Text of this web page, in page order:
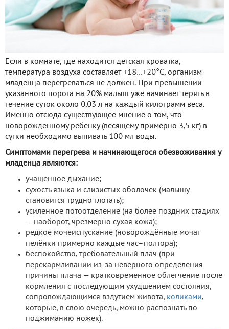
Если в комнате, где находится детская кроватка,
температура воздуха составляет +18…+20°С, организм
младенца перегреваться не должен. При превышении
указанного порога на 20% малыш уже начинает терять в
течение суток около 0,03 л на каждый килограмм веса.
Именно отсюда существующее мнение о том, что
новорождённому ребёнку (весящему примерно 3,5 кг) в
сутки необходимо выпивать 100 мл воды.
Симптомами перегрева и начинающегося обезвоживания у
младенца являются:
учащённое дыхание;
сухость языка и слизистых оболочек (малышу
становится трудно глотать);
усиленное потоотделение (на более поздних стадиях
— наоборот, чрезмерно сухая кожа);
редкое мочеиспускание (новорождённые мочат
пелёнки примерно каждые час–полтора);
беспокойство, требовательный плач (при
перекармливании из-за неверного определения
причины плача — кратковременное облегчение после
кормления с последующим ухудшением состояния,
сопровождающимся вздутием живота, коликами,
которые, в свою очередь, можно распознать по
поджиманию ножек).